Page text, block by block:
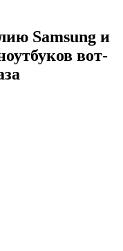
Samsung и
вот-